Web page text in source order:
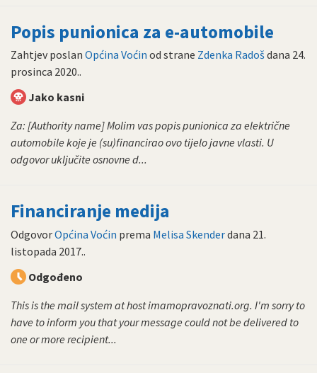
Popis punionica za e-automobile
Zahtjev poslan Općina Voćin od strane Zdenka Radošdana 24.
prosinca 2020..
Jako kasni
Za: [Authority name] Molim vas popis punionica za električne
automobile koje je (su)financirao ovo tijelo javne vlasti. U
odgovor uključite osnovne d...
Financiranje medija
OdgovorOpćina Voćin prema Melisa Skenderdana 21.
listopada 2017..
Odgođeno
This is the mail system at host imamopravoznati.org. I'm sorry to
have to inform you that your message could not be delivered to
one or more recipient...